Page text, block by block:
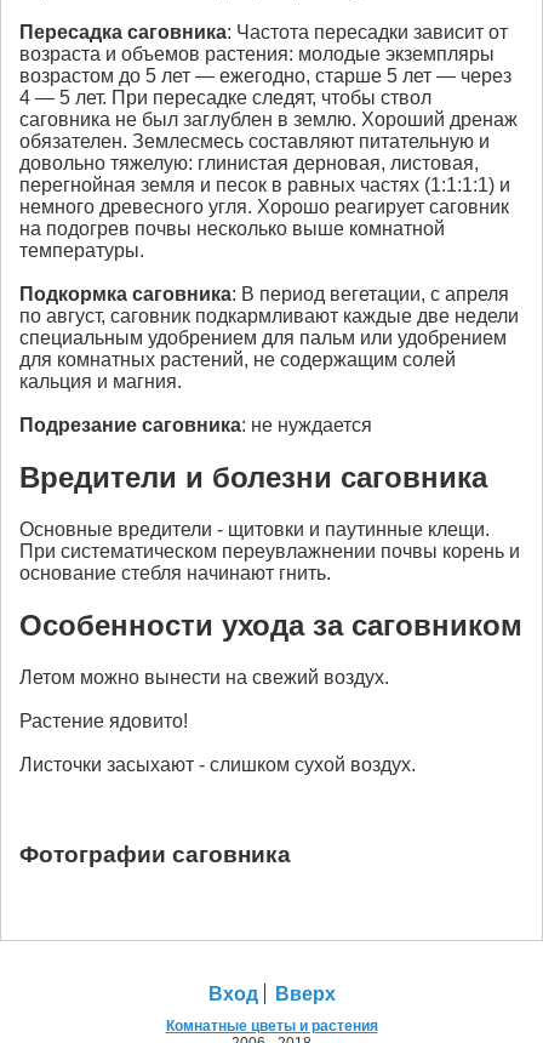
Пересадка саговника: Частота пересадки зависит от
возраста и объемов растения: молодые экземпляры
возрастом до 5 лет — ежегодно, старше 5 лет — через
4 — 5 лет. При пересадке следят, чтобы ствол
саговника не был заглублен в землю. Хороший дренаж
обязателен. Землесмесь составляют питательную и
довольно тяжелую: глинистая дерновая, листовая,
перегнойная земля и песок в равных частях (1:1:1:1) и
немного древесного угля. Хорошо реагирует саговник
на подогрев почвы несколько выше комнатной
температуры.
Подкормка саговника: В период вегетации, с апреля
по август, саговник подкармливают каждые две недели
специальным удобрением для пальм или удобрением
для комнатных растений, не содержащим солей
кальция и магния.
Подрезание саговника: не нуждается
Вредители и болезни саговника
Основные вредители - щитовки и паутинные клещи.
При систематическом переувлажнении почвы корень и
основание стебля начинают гнить.
Особенности ухода за саговником
Летом можно вынести на свежий воздух.
Растение ядовито!
Листочки засыхают - слишком сухой воздух.
Фотографии саговника
Вход Вверх
Комнатные цветы и растения